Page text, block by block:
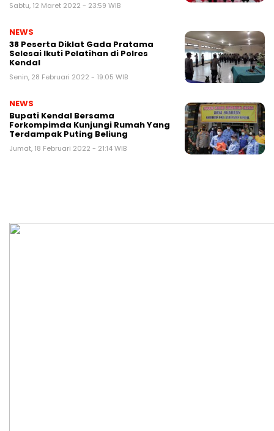
Sabtu, 12 Maret 2022 - 23:59 WIB
NEWS
38 Peserta Diklat Gada Pratama
Selesai Ikuti Pelatihan di Polres
Kendal
Senin, 28 Februari 2022 - 19:05 WIB
NEWS
Bupati Kendal Bersama
Forkompimda Kunjungi Rumah Yang
Terdampak Puting Beliung
Jumat, 18 Februari 2022 - 21:14 WIB